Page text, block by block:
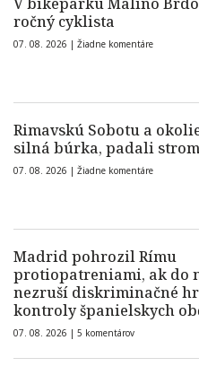
ročný cyklista
07. 08. 2026 | Žiadne komentáre
Rimavskú Sobotu a
silná búrka, padali
07. 08. 2026 | Žiadne komentáre
Madrid pohrozil Rímu
protiopatreniami, ak do
nezruší diskriminačné
kontroly španielskych
07. 08. 2026 | 5 komentárov